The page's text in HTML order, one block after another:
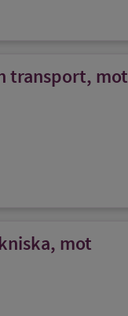
transport, mot
mot